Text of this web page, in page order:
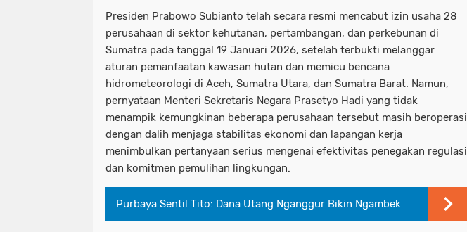
Presiden Prabowo Subianto telah secara resmi mencabut izin usaha 28
perusahaan di sektor kehutanan, pertambangan, dan perkebunan di
Sumatra pada tanggal 19 Januari 2026, setelah terbukti melanggar
aturan pemanfaatan kawasan hutan dan memicu bencana
hidrometeorologi di Aceh, Sumatra Utara, dan Sumatra Barat. Namun,
pernyataan Menteri Sekretaris Negara Prasetyo Hadi yang tidak
menampik kemungkinan beberapa perusahaan tersebut masih beroperasi
dengan dalih menjaga stabilitas ekonomi dan lapangan kerja
menimbulkan pertanyaan serius mengenai efektivitas penegakan regulasi
dan komitmen pemulihan lingkungan.
Purbaya Sentil Tito: Dana Utang Nganggur Bikin Ngambek